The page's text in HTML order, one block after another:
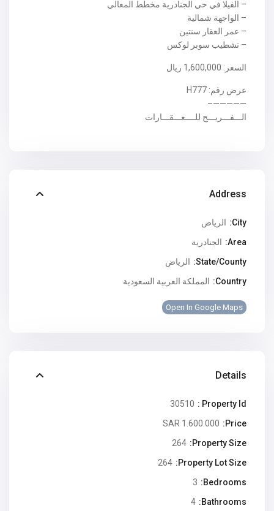
– الفيلا في حي الجنادرية مخطط المعالي
– الواجهة شمالية
– عمر العقار سنتين
– تشطيب سوبر لوكس
السعر: 1,600,000 ريال
عرض رقم: H777
—————–
الـــفـــريـــح للــــعـــقـــارات
Address
City:
الرياض
Area:
الجنادرية
State/County:
الرياض
Country:
المملكة العربية السعودية
Open In Google Maps
Details
Property Id :
30510
Price:
1.600.000 SAR
Property Size:
264
Property Lot Size:
264
Bedrooms:
3
Bathrooms:
4